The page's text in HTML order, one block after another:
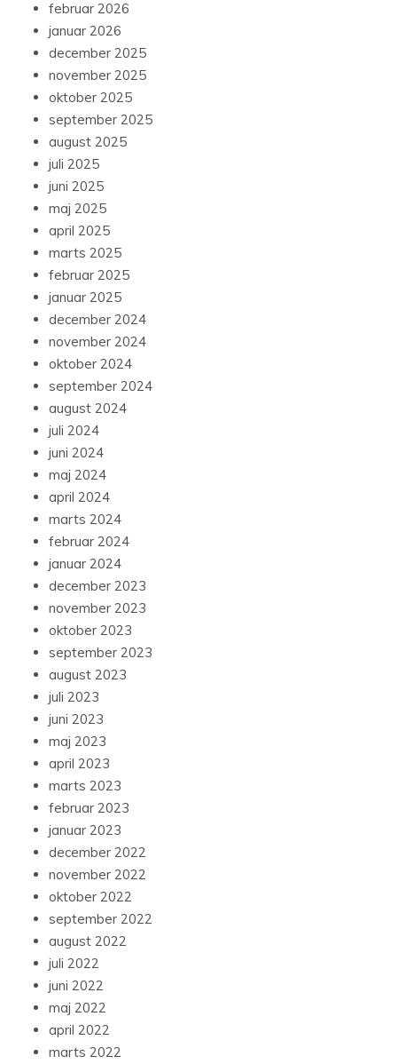
februar 2026
januar 2026
december 2025
november 2025
oktober 2025
september 2025
august 2025
juli 2025
juni 2025
maj 2025
april 2025
marts 2025
februar 2025
januar 2025
december 2024
november 2024
oktober 2024
september 2024
august 2024
juli 2024
juni 2024
maj 2024
april 2024
marts 2024
februar 2024
januar 2024
december 2023
november 2023
oktober 2023
september 2023
august 2023
juli 2023
juni 2023
maj 2023
april 2023
marts 2023
februar 2023
januar 2023
december 2022
november 2022
oktober 2022
september 2022
august 2022
juli 2022
juni 2022
maj 2022
april 2022
marts 2022